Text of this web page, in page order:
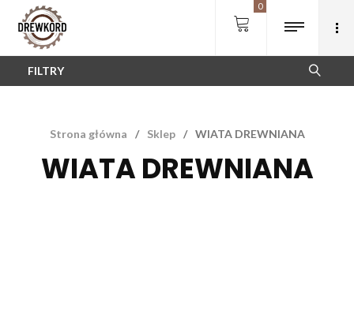
0
Strona główna / Sklep / WIATA DREWNIANA
WIATA DREWNIANA
FILTRY